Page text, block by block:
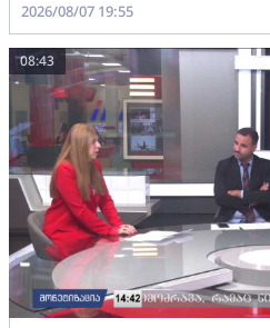
2026/08/07 19:55
08:43